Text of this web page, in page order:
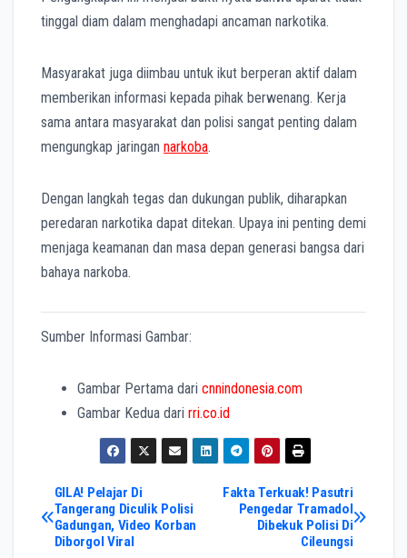
tinggal diam dalam menghadapi ancaman narkotika.
Masyarakat juga diimbau untuk ikut berperan aktif dalam
memberikan informasi kepada pihak berwenang. Kerja
sama antara masyarakat dan polisi sangat penting dalam
mengungkap jaringan narkoba.
Dengan langkah tegas dan dukungan publik, diharapkan
peredaran narkotika dapat ditekan. Upaya ini penting demi
menjaga keamanan dan masa depan generasi bangsa dari
bahaya narkoba.
Sumber Informasi Gambar:
Gambar Pertama dari cnnindonesia.com
Gambar Kedua dari rri.co.id
Post
navigation
Fakta Terkuak! Pasutri
Pengedar Tramadol
Dibekuk Polisi Di
Cileungsi
GILA! Pelajar Di
Tangerang Diculik Polisi
Gadungan, Video Korban
Diborgol Viral